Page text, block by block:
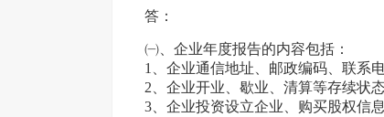
答：
㈠、企业年度报告的内容包括：
1、企业通信地址、邮政编码、联系
2、企业开业、歇业、清算等存续状态
3、企业投资设立企业、购买股权信息